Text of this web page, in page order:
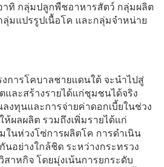
าทิ กลุ่มปลูกพืชอาหารสัตว์ กลุ่มผลิต
มแปรรูปเนื้อโค และกลุ่มจำหน่าย
งการโคบาลชายแดนใต้ จะนำไปสู่
ละสร้างรายได้แก่ชุมชนได้จริง
ลงทุนและการจ่ายค่าดอกเบี้ยในช่วง
ห้ผลผลิต รวมถึงเพิ่มรายได้แก่
ในห่วงโซ่การผลิตโค การดำเนิน
นอย่างใกล้ชิด ระหว่างกระทรวง
สาหกิจ โดยมุ่งเน้นการยกระดับ